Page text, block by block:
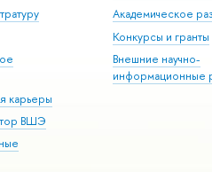
карьеры
ВШЭ
Академическое
Конкурсы и гранты
Внешние научно-
информационные